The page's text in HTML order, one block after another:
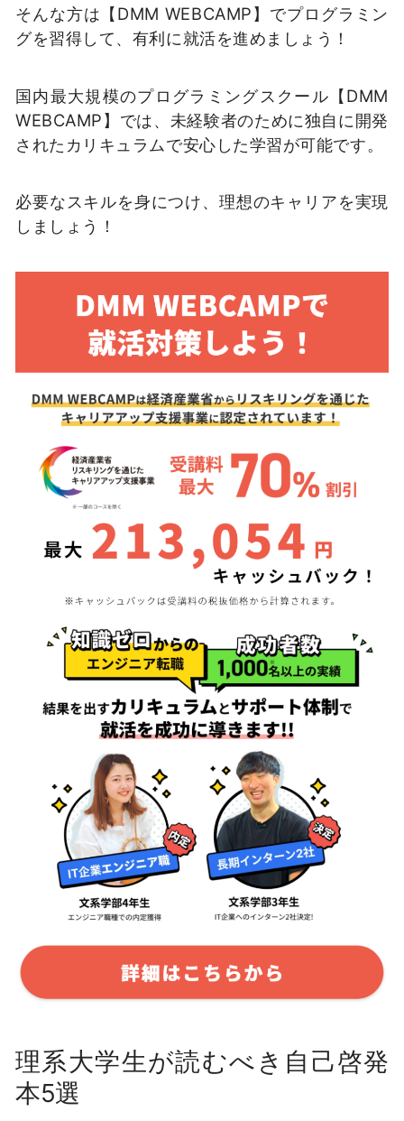
そんな方は【DMM WEBCAMP】でプログラミン
グを習得して、有利に就活を進めましょう！
国内最大規模のプログラミングスクール【DMM
WEBCAMP】では、未経験者のために独自に開発
されたカリキュラムで安心した学習が可能です。
必要なスキルを身につけ、理想のキャリアを実現
しましょう！
理系大学生が読むべき自己啓発
本5選